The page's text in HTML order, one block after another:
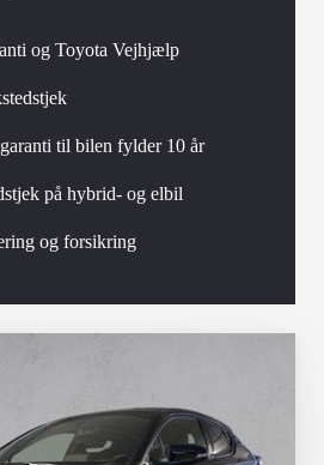
og Toyota Vejhjælp
til bilen fylder 10 år
på hybrid- og elbil
og forsikring